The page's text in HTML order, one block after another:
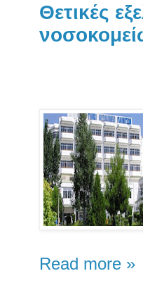
Θετικές
Read more »